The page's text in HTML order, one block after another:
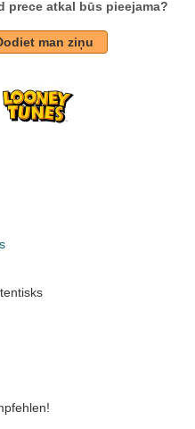
prece atkal būs pieejama?
man ziņu